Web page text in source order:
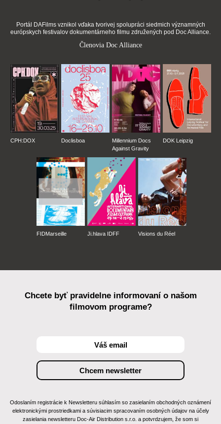
Portál DAFilms vznikol vďaka tvorivej spolupráci siedmich významných
európskych festivalov dokumentárneho filmu združených pod Doc Alliance.
Členovia Doc Alliance
CPH:DOX Doclisboa
Millennium Docs
Against Gravity
DOK Leipzig
FIDMarseille Ji.hlava IDFF Visions du Réel
Chcete byť pravidelne informovaní o našom
filmovom programe?
Odoslaním registrácie k Newsletteru súhlasím so zasielaním obchodných oznámení
elektronickými prostriedkami a súvisiacim spracovaním osobných údajov na účely
zasielania newsletteru Doc-Air Distribution s.r.o. a potvrdzujem, že som si